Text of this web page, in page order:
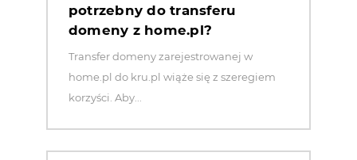
potrzebny do transferu
domeny z home.pl?
Transfer domeny zarejestrowanej w
home.pl do kru.pl wiąże się z szeregiem
korzyści. Aby...